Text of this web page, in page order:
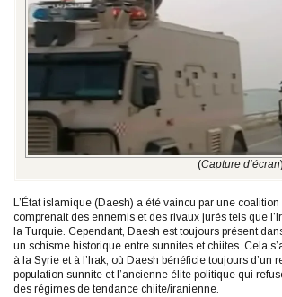
(Capture d’écran)
L’État islamique (Daesh) a été vaincu par une
comprenait des ennemis et des rivaux jurés tels que
la Turquie. Cependant, Daesh est toujours présent
un schisme historique entre sunnites et chiites. Cela
à la Syrie et à l’Irak, où Daesh bénéficie toujours d’un
population sunnite et l’ancienne élite politique qui
des régimes de tendance chiite/iranienne.